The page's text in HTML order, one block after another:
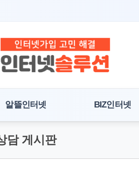
알뜰인터넷 BIZ인터넷
담 게시판